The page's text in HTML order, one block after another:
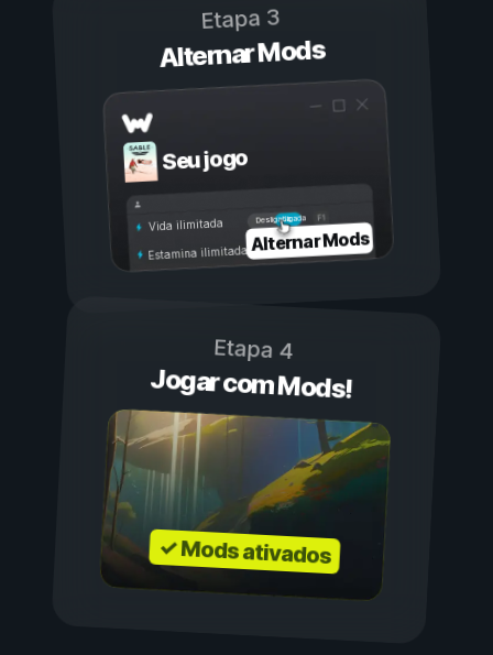
Etapa 3
Alternar Mods
Seu jogo
Ligada
Desligada
Vida ilimitada
Estamina ilimitadaAlternar Mods
Etapa 4
Jogar com Mods!
✓ Mods ativados